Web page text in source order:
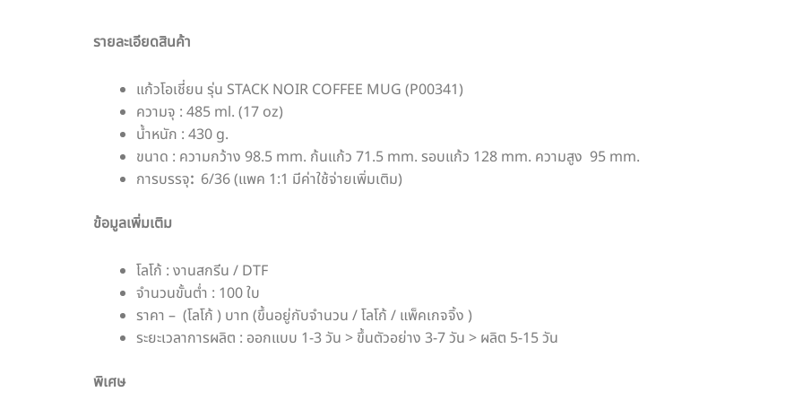
รายละเอียดสินค้า
แก้วโอเชี่ยน รุ่น STACK NOIR COFFEE MUG (P00341)
ความจุ : 485 ml. (17 oz)
น้ำหนัก : 430 g.
ขนาด : ความกว้าง 98.5 mm. ก้นแก้ว 71.5 mm. รอบแก้ว 128 mm. ความสูง 95 mm.
การบรรจุ: 6/36 (แพค 1:1 มีค่าใช้จ่ายเพิ่มเติม)
ข้อมูลเพิ่มเติม
โลโก้ : งานสกรีน / DTF
จำนวนขั้นต่ำ : 100 ใบ
ราคา – (โลโก้ ) บาท (ขึ้นอยู่กับจำนวน / โลโก้ / แพ็คเกจจิ้ง )
ระยะเวลาการผลิต : ออกแบบ 1-3 วัน > ขึ้นตัวอย่าง 3-7 วัน > ผลิต 5-15 วัน
พิเศษ